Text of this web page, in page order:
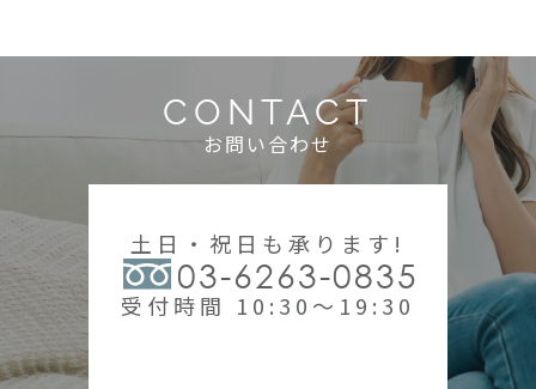
CONTACT
お問い合わせ
土日・祝日も承ります!
03-6263-0835
受付時間 10:30～19:30